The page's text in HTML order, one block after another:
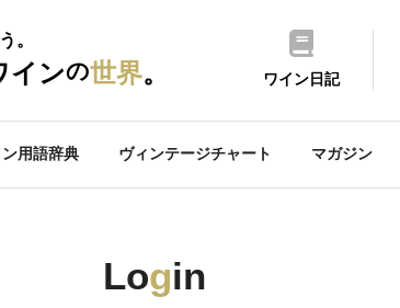
。
インの世界。 ワイン日記
用語辞典 ヴィンテージチャート マガジン
Login